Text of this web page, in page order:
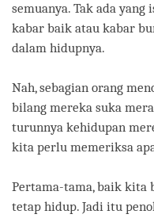
semuanya. Tak ada
kabar baik atau kabar
dalam hidupnya.
Nah, sebagian orang
bilang mereka suka
turunnya kehidupan
kita perlu memeriksa
Pertama-tama, baik kita
tetap hidup. Jadi itu